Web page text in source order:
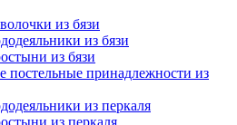
из бязи
из бязи
из бязи
принадлежности из
из перкаля
из перкаля